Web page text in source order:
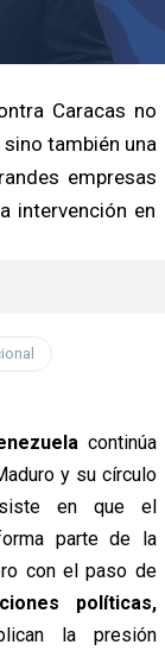
Caracas no
también una
empresas
intervención en
continúa
y su círculo
en que el
parte de la
con el paso de
políticas,
la presión